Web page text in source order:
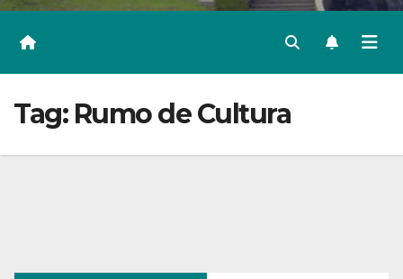
Tag: Rumo de Cultura